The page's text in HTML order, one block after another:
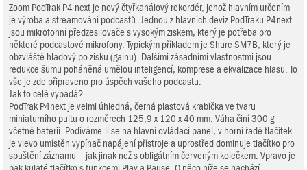
Zoom PodTrak P4 next je nový čtyřkanálový rekordér, jehož hlavním určením
je výroba a streamování podcastů. Jednou z hlavních deviz PodTraku P4next
jsou mikrofonní předzesilovače s vysokým ziskem, který je potřeba pro
některé podcastové mikrofony. Typickým příkladem je Shure SM7B, který je
obzvláště hladový po zisku (gainu). Dalšími zásadními vlastnostmi jsou
redukce šumu poháněná umělou inteligencí, komprese a ekvalizace hlasu. To
vše je zde připraveno pro úspěch vašeho podcastu.
Jak to celé vypadá?
PodTrak P4next je velmi úhledná, černá plastová krabička ve tvaru
miniaturního pultu o rozměrech 125,9 x 120 x 40 mm. Váha činí 300 g
včetně baterií. Podíváme-li se na hlavní ovládací panel, v horní řadě tlačítek
je vlevo umístěn vypínač napájení přístroje a uprostřed dominuje tlačítko pro
spuštění záznamu – jak jinak než s obligátním červeným kolečkem. Vpravo je